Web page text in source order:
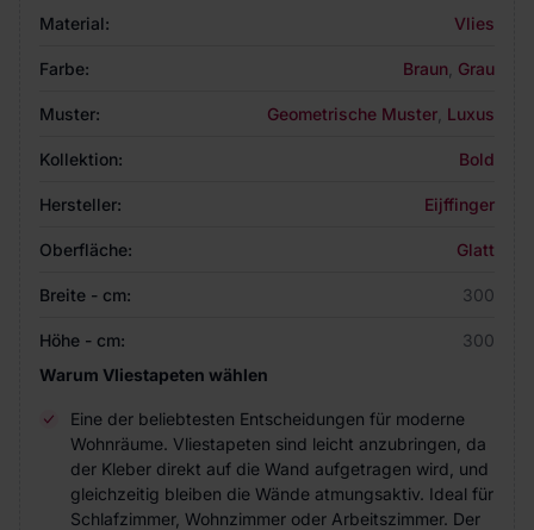
Material: Vlies
Farbe: Braun Grau
Muster: Geometrische Muster Luxus
Kollektion: Bold
Hersteller: Eijffinger
Oberfläche: Glatt
Breite - cm: 300
Höhe - cm:
300
Warum Vliestapeten wählen
Eine der beliebtesten Entscheidungen für moderne
Wohnräume. Vliestapeten sind leicht anzubringen, da
der Kleber direkt auf die Wand aufgetragen wird, und
gleichzeitig bleiben die Wände atmungsaktiv. Ideal für
Schlafzimmer, Wohnzimmer oder Arbeitszimmer. Der